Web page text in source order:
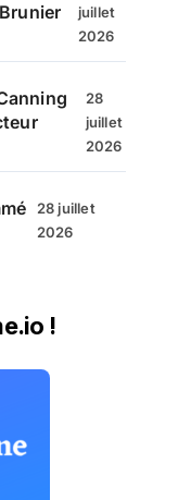
juillet
2026
28
juillet
2026
28 juillet
2026
!